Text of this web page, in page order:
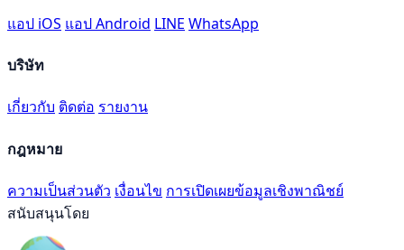
แอป iOS แอป Android LINE WhatsApp
บริษัท
เกี่ยวกับ ติดต่อ รายงาน
กฎหมาย
ความเป็นส่วนตัว เงื่อนไข การเปิดเผยข้อมูลเชิงพาณิชย์
สนับสนุนโดย